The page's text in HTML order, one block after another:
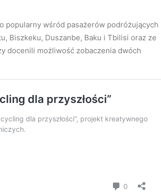
popularny wśród pasażerów podróżujących
Biszkeku, Duszanbe, Baku i Tbilisi oraz ze
docenili możliwość zobaczenia dwóch